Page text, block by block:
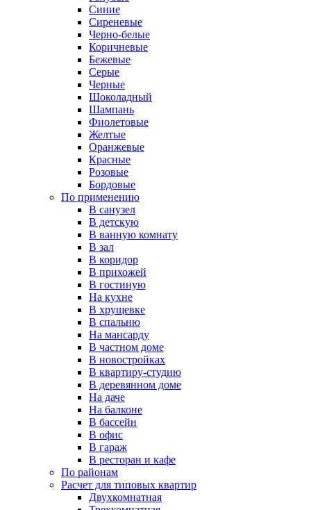
Синие
Сиреневые
Черно-белые
Коричневые
Бежевые
Серые
Черные
Шоколадный
Шампань
Фиолетовые
Желтые
Оранжевые
Красные
Розовые
Бордовые
По применению
В санузел
В детскую
В ванную комнату
В зал
В коридор
В прихожей
В гостиную
На кухне
В хрущевке
В спальню
На мансарду
В частном доме
В новостройках
В квартиру-студию
В деревянном доме
На даче
На балконе
В бассейн
В офис
В гараж
В ресторан и кафе
По районам
Расчет для типовых квартир
Двухкомнатная